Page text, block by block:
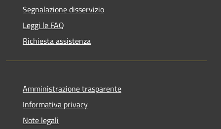
Segnalazione disservizio
Leggi le FAQ
Richiesta assistenza
Amministrazione trasparente
Informativa privacy
Note legali